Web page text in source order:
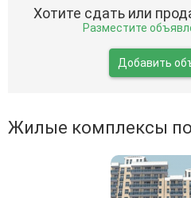
Хотите сдать или
Разместите
Добавить
Жилые комплексы